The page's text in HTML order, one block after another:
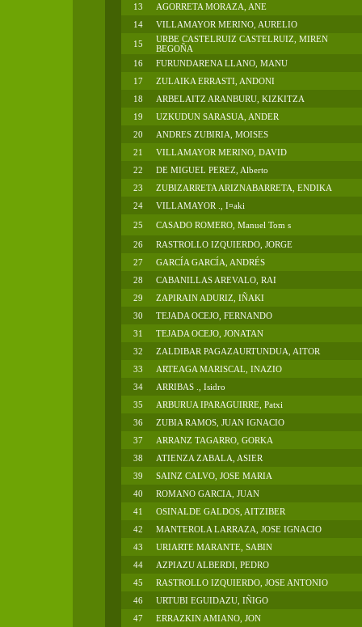
13
AGORRETA MORAZA, ANE
14
VILLAMAYOR MERINO, AURELIO
15
URBE CASTELRUIZ CASTELRUIZ, MIREN
BEGOÑA
16
FURUNDARENA LLANO, MANU
17
ZULAIKA ERRASTI, ANDONI
18
ARBELAITZ ARANBURU, KIZKITZA
19
UZKUDUN SARASUA, ANDER
20
ANDRES ZUBIRIA, MOISES
21
VILLAMAYOR MERINO, DAVID
22
DE MIGUEL PEREZ, Alberto
23
ZUBIZARRETA ARIZNABARRETA, ENDIKA
24
VILLAMAYOR ., I¤aki
25
CASADO ROMERO, Manuel Tom s
26
RASTROLLO IZQUIERDO, JORGE
27
GARCÍA GARCÍA, ANDRÉS
28
CABANILLAS AREVALO, RAI
29
ZAPIRAIN ADURIZ, IÑAKI
30
TEJADA OCEJO, FERNANDO
31
TEJADA OCEJO, JONATAN
32
ZALDIBAR PAGAZAURTUNDUA, AITOR
33
ARTEAGA MARISCAL, INAZIO
34
ARRIBAS ., Isidro
35
ARBURUA IPARAGUIRRE, Patxi
36
ZUBIA RAMOS, JUAN IGNACIO
37
ARRANZ TAGARRO, GORKA
38
ATIENZA ZABALA, ASIER
39
SAINZ CALVO, JOSE MARIA
40
ROMANO GARCIA, JUAN
41
OSINALDE GALDOS, AITZIBER
42
MANTEROLA LARRAZA, JOSE IGNACIO
43
URIARTE MARANTE, SABIN
44
AZPIAZU ALBERDI, PEDRO
45
RASTROLLO IZQUIERDO, JOSE ANTONIO
46
URTUBI EGUIDAZU, IÑIGO
47
ERRAZKIN AMIANO, JON